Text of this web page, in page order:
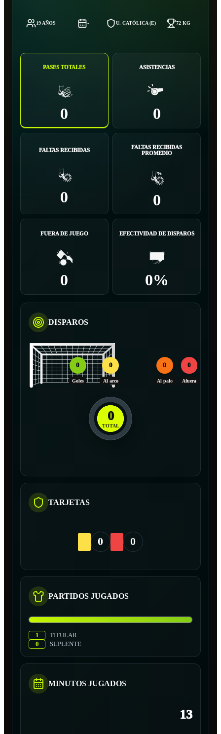
19 AÑOS - U. CATÓLICA (E) 72 KG
PASES TOTALES
0
ASISTENCIAS
0
FALTAS RECIBIDAS
0
FALTAS RECIBIDAS
PROMEDIO
0
FUERA DE JUEGO
0
EFECTIVIDAD DE DISPAROS
0%
DISPAROS
0
Goles
0
Al arco
0
Al palo
0
Afuera
0
TOTAL
TARJETAS
0 0
PARTIDOS JUGADOS
1
TITULAR
0
SUPLENTE
MINUTOS JUGADOS
13